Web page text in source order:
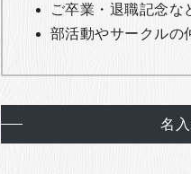
ご卒業・退職記念な
部活動やサークルの
名